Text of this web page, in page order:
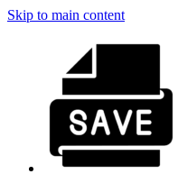
Skip to main content